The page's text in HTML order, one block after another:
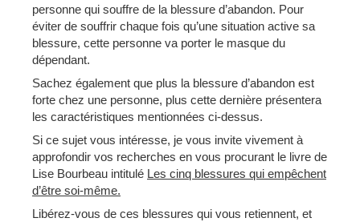
personne qui souffre de la blessure d’abandon. Pour
éviter de souffrir chaque fois qu’une situation active sa
blessure, cette personne va porter le masque du
dépendant.
Sachez également que plus la blessure d’abandon est
forte chez une personne, plus cette dernière présentera
les caractéristiques mentionnées ci-dessus.
Si ce sujet vous intéresse, je vous invite vivement à
approfondir vos recherches en vous procurant le livre de
Lise Bourbeau intitulé Les cinq blessures qui empêchent
d’être soi-même.
Libérez-vous de ces blessures qui vous retiennent, et